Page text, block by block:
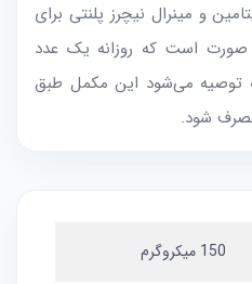
و مینرال نیچرز پلنتی برای
سال به این صورت است که روزانه یک عدد
توصیه می‌شود این مکمل طبق
شود.
150 میکروگرم